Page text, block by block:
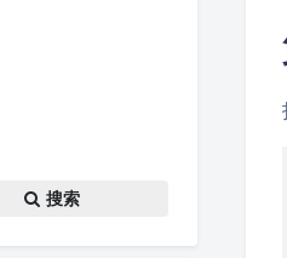
搜索